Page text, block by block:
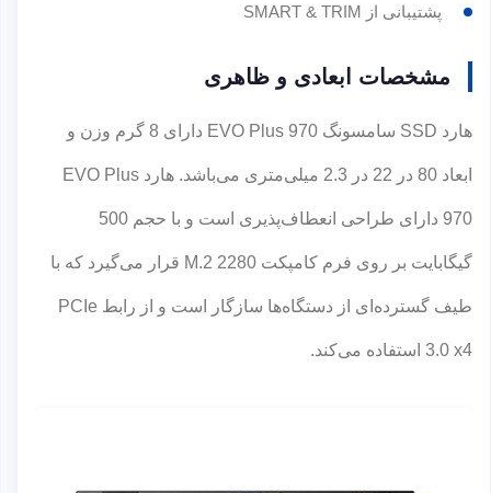
پشتیبانی از SMART & TRIM
مشخصات ابعادی و ظاهری
هارد SSD سامسونگ EVO Plus 970 دارای 8 گرم وزن و
ابعاد 80 در 22 در 2.3 میلی‌متری می‌باشد. هارد EVO Plus
970 دارای طراحی انعطاف‌پذیری است و با حجم 500
گیگابایت بر روی فرم کامپکت M.2 2280 قرار می‌گیرد که با
طیف گسترده‌ای از دستگاه‌ها سازگار است و از رابط PCIe
3.0 x4 استفاده می‌کند.